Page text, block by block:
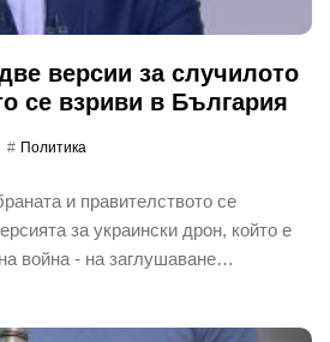
версии за случилото
се взриви в България
Политика
и правителството се
за украински дрон, който е
война - на заглушаване…